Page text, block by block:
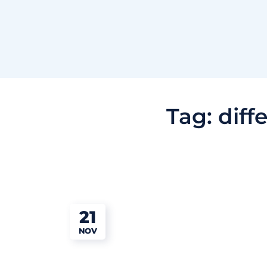
Tag:
21
NOV